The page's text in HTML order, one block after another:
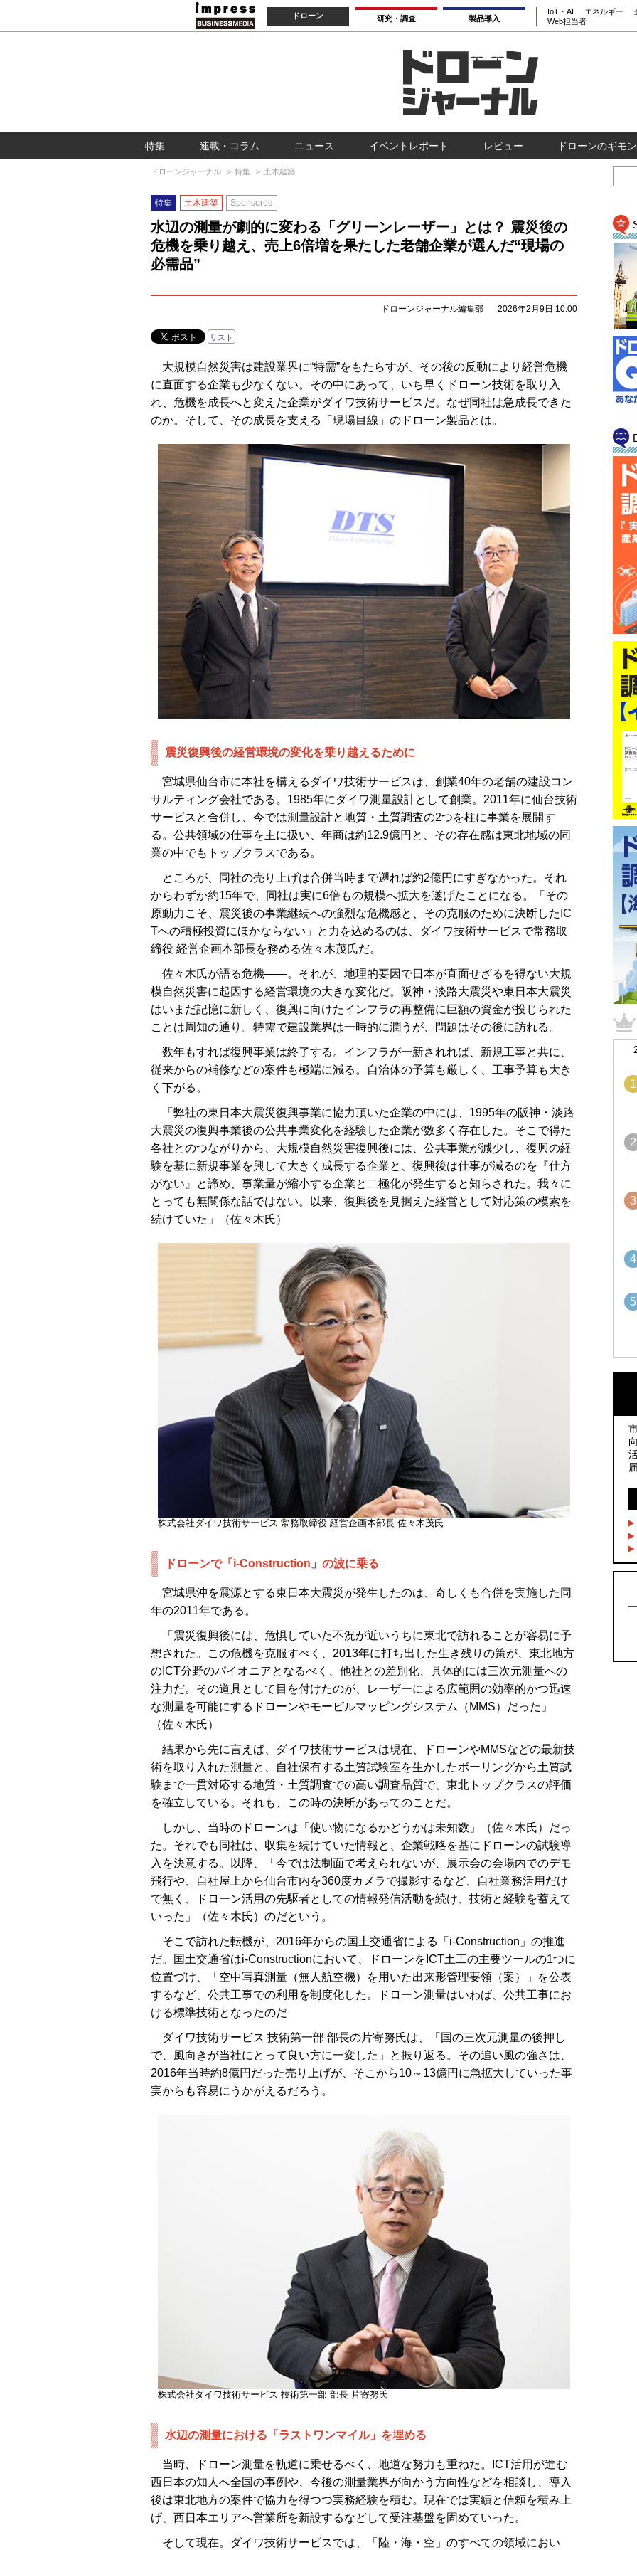
ドローン 研究・調査 製品導入
IoT・AI エネルギー
Web担当者
特集 連載・コラム ニュース イベントレポート レビュー ドローンのギモ
ドローンジャーナル 特集 土木建築
特集 土木建築 Sponsored
水辺の測量が劇的に変わる「グリーンレーザー」とは？ 震災後の
危機を乗り越え、売上6倍増を果たした老舗企業が選んだ“現場の
必需品”
ドローンジャーナル編集部 2026年2月9日 10:00
リスト
大規模自然災害は建設業界に“特需”をもたらすが、その後の反動により経営危機
に直面する企業も少なくない。その中にあって、いち早くドローン技術を取り入
れ、危機を成長へと変えた企業がダイワ技術サービスだ。なぜ同社は急成長できた
のか。そして、その成長を支える「現場目線」のドローン製品とは。
震災復興後の経営環境の変化を乗り越えるために
宮城県仙台市に本社を構えるダイワ技術サービスは、創業40年の老舗の建設コン
サルティング会社である。1985年にダイワ測量設計として創業。2011年に仙台技術
サービスと合併し、今では測量設計と地質・土質調査の2つを柱に事業を展開す
る。公共領域の仕事を主に扱い、年商は約12.9億円と、その存在感は東北地域の同
業の中でもトップクラスである。
ところが、同社の売り上げは合併当時まで遡れば約2億円にすぎなかった。それ
からわずか約15年で、同社は実に6倍もの規模へ拡大を遂げたことになる。「その
原動力こそ、震災後の事業継続への強烈な危機感と、その克服のために決断したIC
Tへの積極投資にほかならない」と力を込めるのは、ダイワ技術サービスで常務取
締役 経営企画本部長を務める佐々木茂氏だ。
佐々木氏が語る危機――。それが、地理的要因で日本が直面せざるを得ない大規
模自然災害に起因する経営環境の大きな変化だ。阪神・淡路大震災や東日本大震災
はいまだ記憶に新しく、復興に向けたインフラの再整備に巨額の資金が投じられた
ことは周知の通り。特需で建設業界は一時的に潤うが、問題はその後に訪れる。
数年もすれば復興事業は終了する。インフラが一新されれば、新規工事と共に、
従来からの補修などの案件も極端に減る。自治体の予算も厳しく、工事予算も大き
く下がる。
「弊社の東日本大震災復興事業に協力頂いた企業の中には、1995年の阪神・淡路
大震災の復興事業後の公共事業変化を経験した企業が数多く存在した。そこで得た
各社とのつながりから、大規模自然災害復興後には、公共事業が減少し、復興の経
験を基に新規事業を興して大きく成長する企業と、復興後は仕事が減るのを『仕方
がない』と諦め、事業量が縮小する企業と二極化が発生すると知らされた。我々に
とっても無関係な話ではない。以来、復興後を見据えた経営として対応策の模索を
続けていた」（佐々木氏）
株式会社ダイワ技術サービス 常務取締役 経営企画本部長 佐々木茂氏
ドローンで「i-Construction」の波に乗る
宮城県沖を震源とする東日本大震災が発生したのは、奇しくも合併を実施した同
年の2011年である。
「震災復興後には、危惧していた不況が近いうちに東北で訪れることが容易に予
想された。この危機を克服すべく、2013年に打ち出した生き残りの策が、東北地方
のICT分野のパイオニアとなるべく、他社との差別化、具体的には三次元測量への
注力だ。その道具として目を付けたのが、レーザーによる広範囲の効率的かつ迅速
な測量を可能にするドローンやモービルマッピングシステム（MMS）だった」
（佐々木氏）
結果から先に言えば、ダイワ技術サービスは現在、ドローンやMMSなどの最新技
術を取り入れた測量と、自社保有する土質試験室を生かしたボーリングから土質試
験まで一貫対応する地質・土質調査での高い調査品質で、東北トップクラスの評価
を確立している。それも、この時の決断があってのことだ。
しかし、当時のドローンは「使い物になるかどうかは未知数」（佐々木氏）だっ
た。それでも同社は、収集を続けていた情報と、企業戦略を基にドローンの試験導
入を決意する。以降、「今では法制面で考えられないが、展示会の会場内でのデモ
飛行や、自社屋上から仙台市内を360度カメラで撮影するなど、自社業務活用だけ
で無く、ドローン活用の先駆者としての情報発信活動を続け、技術と経験を蓄えて
いった」（佐々木氏）のだという。
そこで訪れた転機が、2016年からの国土交通省による「i-Construction」の推進
だ。国土交通省はi-Constructionにおいて、ドローンをICT土工の主要ツールの1つに
位置づけ、「空中写真測量（無人航空機）を用いた出来形管理要領（案）」を公表
するなど、公共工事での利用を制度化した。ドローン測量はいわば、公共工事にお
ける標準技術となったのだ
ダイワ技術サービス 技術第一部 部長の片寄努氏は、「国の三次元測量の後押し
で、風向きが当社にとって良い方に一変した」と振り返る。その追い風の強さは、
2016年当時約8億円だった売り上げが、そこから10～13億円に急拡大していった事
実からも容易にうかがえるだろう。
株式会社ダイワ技術サービス 技術第一部 部長 片寄努氏
水辺の測量における「ラストワンマイル」を埋める
当時、ドローン測量を軌道に乗せるべく、地道な努力も重ねた。ICT活用が進む
西日本の知人へ全国の事例や、今後の測量業界が向かう方向性などを相談し、導入
後は東北地方の案件で協力を得つつ実務経験を積む。現在では実績と信頼を積み上
げ、西日本エリアへ営業所を新設するなどして受注基盤を固めていった。
そして現在。ダイワ技術サービスでは、「陸・海・空」のすべての領域におい
1
2
3
4
5